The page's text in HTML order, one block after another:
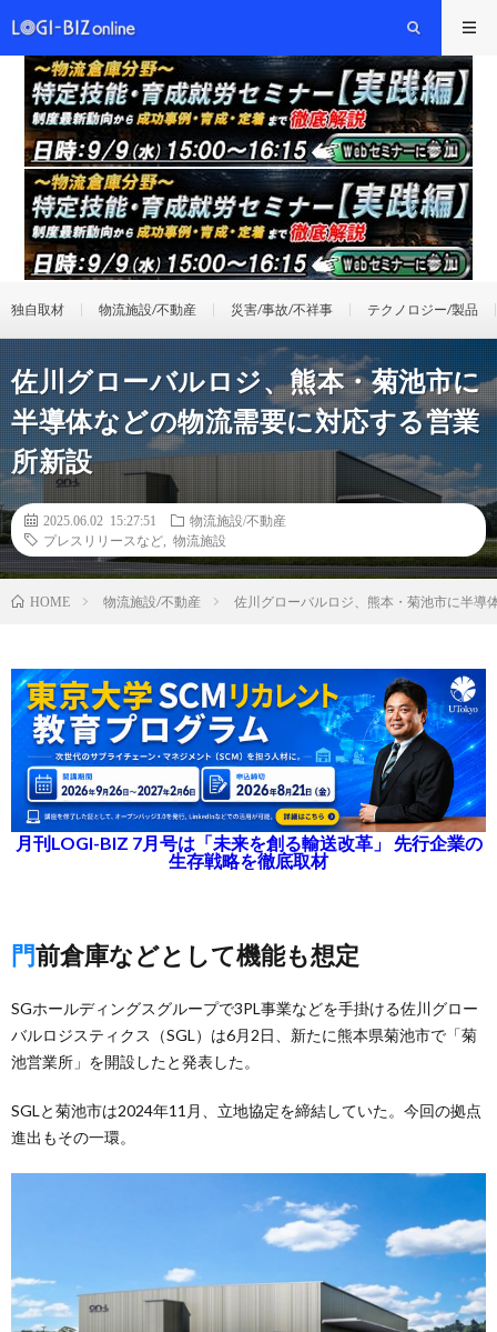
独自取材 物流施設/不動産 災害/事故/不祥事 テクノロジー/製品
佐川グローバルロジ、熊本・菊池市に
半導体などの物流需要に対応する営業
所新設
2025.06.02 15:27:51
物流施設/不動産
プレスリリースなど
物流施設
HOME 物流施設/不動産 佐川グローバルロジ、熊本・菊池市に半導
月刊LOGI-BIZ 7月号は「未来を創る輸送改革」 先行企業の
生存戦略を徹底取材
門前倉庫などとして機能も想定
SGホールディングスグループで3PL事業などを手掛ける佐川グロー
バルロジスティクス（SGL）は6月2日、新たに熊本県菊池市で「菊
池営業所」を開設したと発表した。
SGLと菊池市は2024年11月、立地協定を締結していた。今回の拠点
進出もその一環。